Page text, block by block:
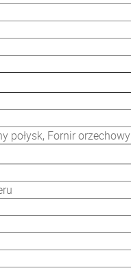
połysk, Fornir orzechowy